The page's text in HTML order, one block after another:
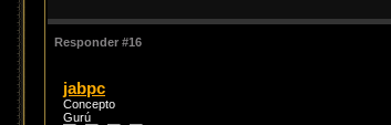
Responder #16
jabpc
Concepto
Gurú